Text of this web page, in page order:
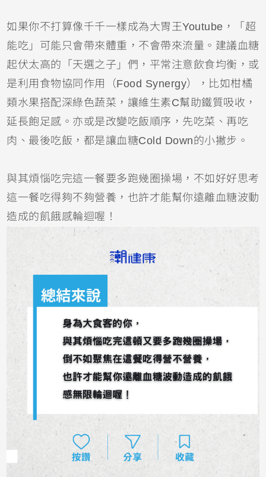
如果你不打算像千千一樣成為大胃王Youtube，「超
能吃」可能只會帶來體重，不會帶來流量。建議血糖
起伏太高的「天選之子」們，平常注意飲食均衡，或
是利用食物協同作用（Food Synergy），比如柑橘
類水果搭配深綠色蔬菜，讓維生素C幫助鐵質吸收，
延長飽足感。亦或是改變吃飯順序，先吃菜、再吃
肉、最後吃飯，都是讓血糖Cold Down的小撇步。
與其煩惱吃完這一餐要多跑幾圈操場，不如好好思考
這一餐吃得夠不夠營養，也許才能幫你遠離血糖波動
造成的飢餓感輪迴喔！